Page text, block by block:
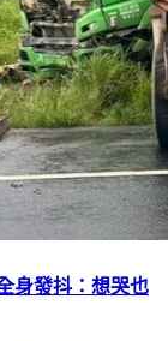
身發抖：想哭也